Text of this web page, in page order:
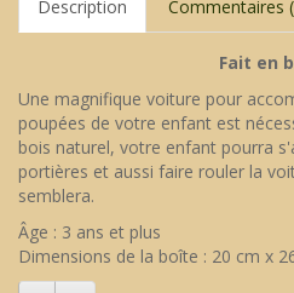
Description Commentaires
Fait en
Une magnifique voiture pour
poupées de votre enfant est
bois naturel, votre enfant pourra
portières et aussi faire rouler la
semblera.
Âge : 3 ans et plus
Dimensions de la boîte : 20 cm x